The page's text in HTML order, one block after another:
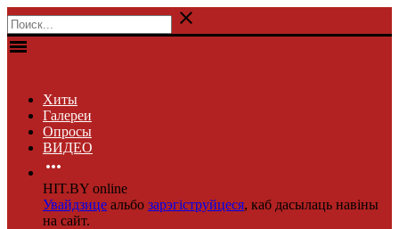

menu
Хиты
Галереи
Опросы
ВИДЕО

HIT.BY online
Увайдзице альбо зарэгіструйцеся, каб дасылаць навіны
на сайт.